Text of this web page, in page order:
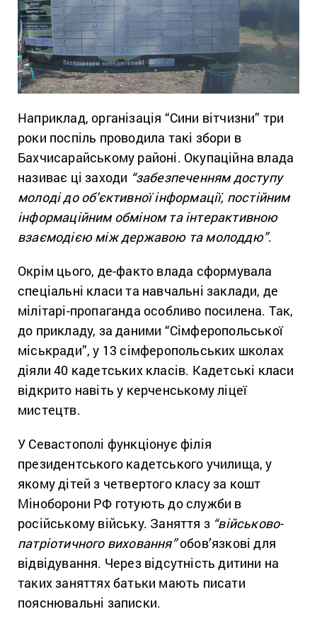
Наприклад, організація “Сини вітчизни” три
роки поспіль проводила такі збори в
Бахчисарайському районі. Окупаційна влада
називає ці заходи “забезпеченням доступу
молоді до об’єктивної інформації, постійним
інформаційним обміном та інтерактивною
взаємодією між державою та молоддю”.
Окрім цього, де-факто влада сформувала
спеціальні класи та навчальні заклади, де
мілітарі-пропаганда особливо посилена. Так,
до прикладу, за даними “Сімферопольської
міськради”, у 13 сімферопольських школах
діяли 40 кадетських класів. Кадетські класи
відкрито навіть у керченському ліцеї
мистецтв.
У Севастополі функціонує філія
президентського кадетського училища, у
якому дітей з четвертого класу за кошт
Міноборони РФ готують до служби в
російському війську. Заняття з “військово-
патріотичного виховання”обов’язкові для
відвідування. Через відсутність дитини на
таких заняттях батьки мають писати
пояснювальні записки.